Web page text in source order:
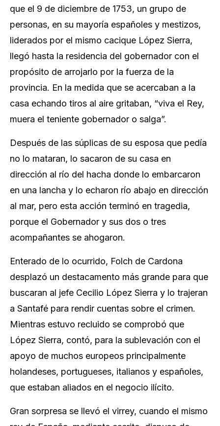
que el 9 de diciembre de 1753, un grupo de
personas, en su mayoría españoles y mestizos,
liderados por el mismo cacique López Sierra,
llegó hasta la residencia del gobernador con el
propósito de arrojarlo por la fuerza de la
provincia. En la medida que se acercaban a la
casa echando tiros al aire gritaban, “viva el Rey,
muera el teniente gobernador o salga”.
Después de las súplicas de su esposa que pedía
no lo mataran, lo sacaron de su casa en
dirección al río del hacha donde lo embarcaron
en una lancha y lo echaron río abajo en dirección
al mar, pero esta acción terminó en tragedia,
porque el Gobernador y sus dos o tres
acompañantes se ahogaron.
Enterado de lo ocurrido, Folch de Cardona
desplazó un destacamento más grande para que
buscaran al jefe Cecilio López Sierra y lo trajeran
a Santafé para rendir cuentas sobre el crimen.
Mientras estuvo recluido se comprobó que
López Sierra, contó, para la sublevación con el
apoyo de muchos europeos principalmente
holandeses, portugueses, italianos y españoles,
que estaban aliados en el negocio ilícito.
Gran sorpresa se llevó el virrey, cuando el mismo